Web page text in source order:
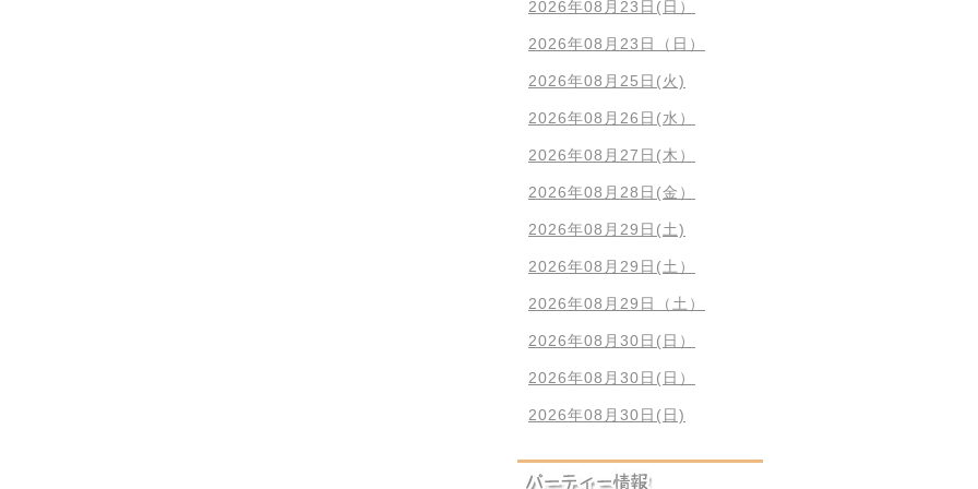
2026年08月23日(日）
2026年08月23日（日）
2026年08月25日(火)
2026年08月26日(水）
2026年08月27日(木）
2026年08月28日(金）
2026年08月29日(土)
2026年08月29日(土）
2026年08月29日（土）
2026年08月30日(日）
2026年08月30日(日）
2026年08月30日(日)